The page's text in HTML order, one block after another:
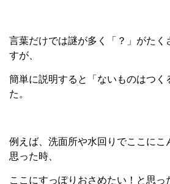
言葉だけでは謎が多く「？」がたく
すが、
簡単に説明すると「ないものはつく
た。
例えば、洗面所や水回りでここにこ
思った時、
ここにすっぽりおさめたい！と思っ